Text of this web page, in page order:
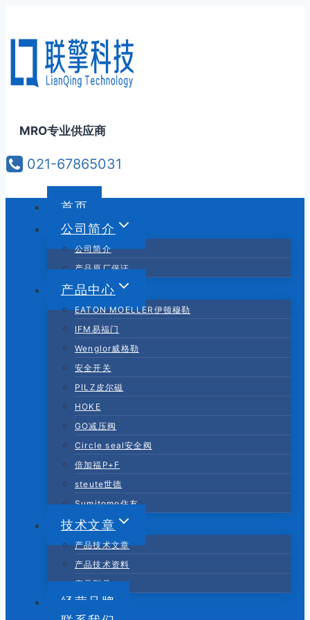
MRO专业供应商
021-67865031
首页
公司简介
公司简介
产品原厂保证
产品中心
EATON MOELLER伊顿穆勒
IFM易福门
Wenglor威格勒
安全开关
PILZ皮尔磁
HOKE
GO减压阀
Circle seal安全阀
倍加福P+F
steute世德
Sumitomo住友
技术文章
产品技术文章
产品技术资料
产品型号
经营品牌